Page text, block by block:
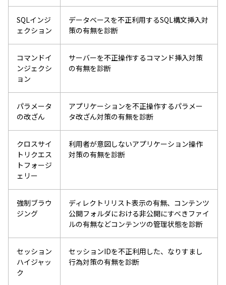
SQLインジ
ェクション
データベースを不正利用するSQL構文挿入対
策の有無を診断
コマンドイ
ンジェクシ
ョン
サーバーを不正操作するコマンド挿入対策
の有無を診断
パラメータ
の改ざん
アプリケーションを不正操作するパラメー
タ改ざん対策の有無を診断
クロスサイ
トリクエス
トフォージ
ェリー
利用者が意図しないアプリケーション操作
対策の有無を診断
強制ブラウ
ジング
ディレクトリリスト表示の有無、コンテンツ
公開フォルダにおける非公開にすべきファイ
ルの有無などコンテンツの管理状態を診断
セッション
ハイジャッ
ク
セッションIDを不正利用した、なりすまし
行為対策の有無を診断